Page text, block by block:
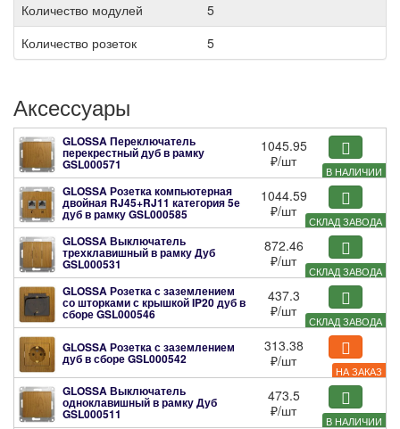
Количество модулей
5
Количество розеток
5
Аксессуары
В НАЛИЧИИ
GLOSSA Переключатель
перекрестный дуб в рамку
GSL000571
1045.95
₽/шт
СКЛАД ЗАВОДА
GLOSSA Розетка компьютерная
двойная RJ45+RJ11 категория 5е
дуб в рамкуGSL000585
1044.59
₽/шт
СКЛАД ЗАВОДА
GLOSSA Выключатель
трехклавишный в рамку Дуб
GSL000531
872.46
₽/шт
СКЛАД ЗАВОДА
GLOSSA Розетка с заземлением
со шторками с крышкой IP20 дуб в
сбореGSL000546
437.3
₽/шт
НА ЗАКАЗ
GLOSSA Розетка с заземлением
дуб в сбореGSL000542
313.38
₽/шт
В НАЛИЧИИ
GLOSSA Выключатель
одноклавишный в рамку Дуб
GSL000511
473.5
₽/шт